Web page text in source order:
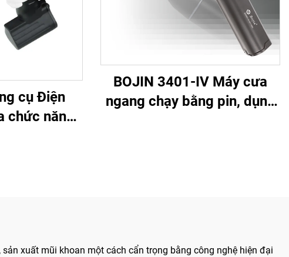
cụ Điện
chức năng
BOJIN 3401-IV Máy cưa
ngang chạy bằng pin, dụng
xuất mũi khoan một cách cẩn trọng bằng công nghệ hiện đại